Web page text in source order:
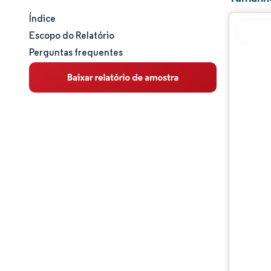
Tamanho e participação de mercado
Análise de mercado
Tendências e insights
Índice
Escopo do Relatório
Perguntas frequentes